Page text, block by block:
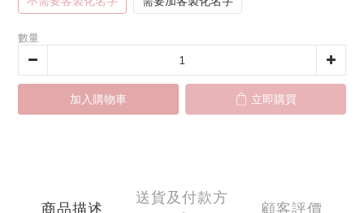
數量
加入購物車 立即購買
商品描述
送貨及付款方
顧客評價